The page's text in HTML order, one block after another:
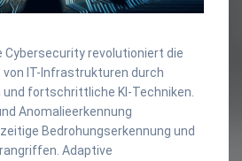
Cybersecurity revolutioniert die
IT-Infrastrukturen durch
fortschrittliche KI-Techniken.
Anomalieerkennung
Bedrohungserkennung und
Adaptive